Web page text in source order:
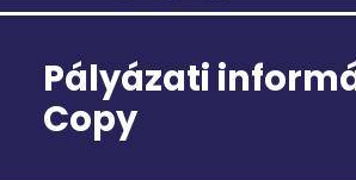
Pályázati
Copy